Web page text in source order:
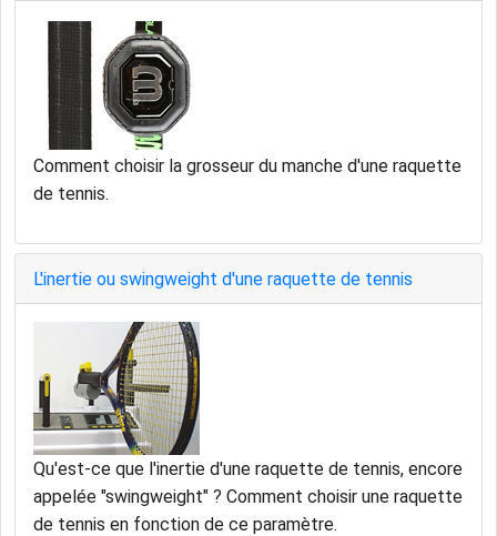
Comment choisir la grosseur du manche d'une raquette
de tennis.
L'inertie ou swingweight d'une raquette de tennis
Qu'est-ce que l'inertie d'une raquette de tennis, encore
appelée "swingweight" ? Comment choisir une raquette
de tennis en fonction de ce paramètre.